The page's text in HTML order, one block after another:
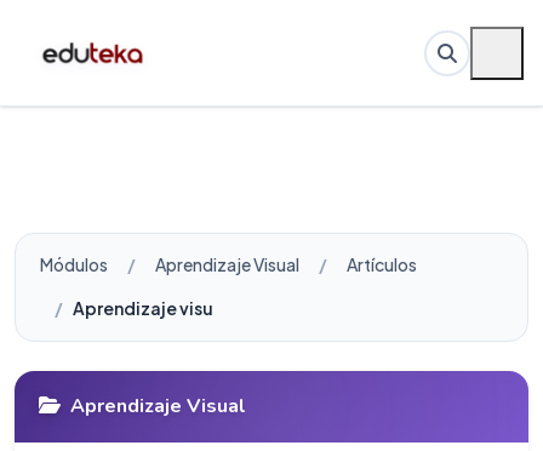
Módulos Aprendizaje Visual
Artículos
Aprendizaje visual, otro aporte de las TIC a la
Aprendizaje Visual